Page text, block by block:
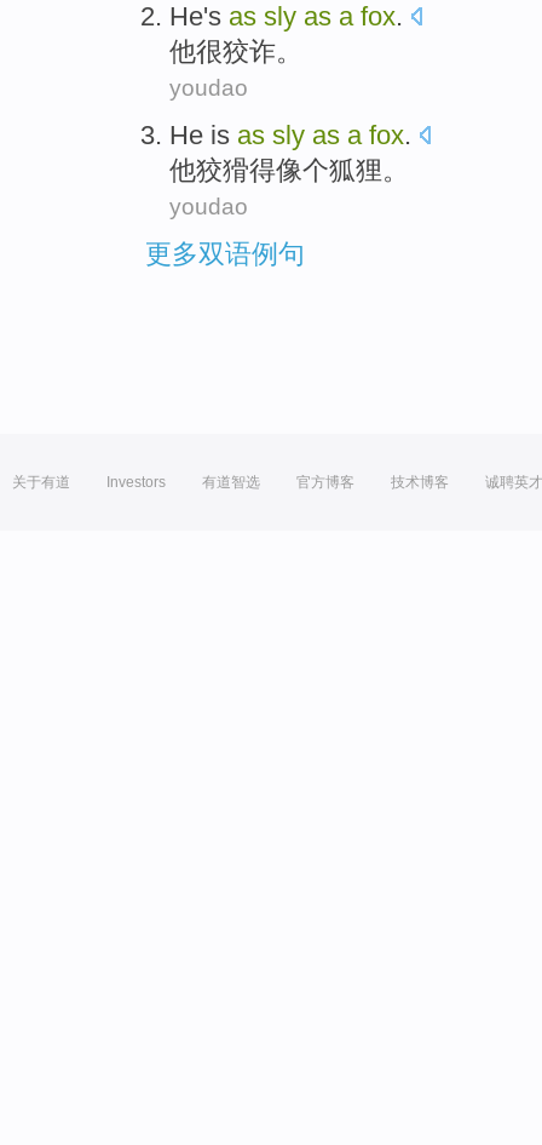
He's as sly as a fox.
他很狡诈。
youdao
He is as sly as a fox.
他狡猾得像个狐狸。
youdao
更多双语例句
关于有道 Investors 有道智选 官方博客 技术博客 诚聘英才